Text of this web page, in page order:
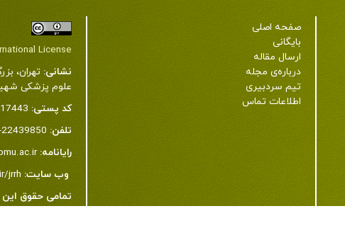
صفحه اصلی
بایگانی
ارسال مقاله
درباره‌ی مجله
تیم سردبیری
اطلاعات تماس
License
نشانی:تهران،
علوم پزشکی شهید بهشتی،
کد پستی:
تلفن:
رایانامه:
وب سایت:
تمامی حقوق